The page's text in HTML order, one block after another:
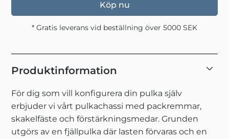
Köp nu
* Gratis leverans vid beställning över 5000 SEK
Produktinformation
För dig som vill konfigurera din pulka själv
erbjuder vi vårt pulkachassi med packremmar,
skakelfäste och förstärkningsmedar. Grunden
utgörs av en fjällpulka där lasten förvaras och en